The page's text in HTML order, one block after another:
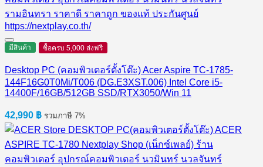
มีสินค้า ซื้อครบ 5,000 ส่งฟรี
Desktop PC (คอมพิวเตอร์ตั้งโต๊ะ) Acer Aspire TC-1785-
144F16G0T0Mi/T006 (DG.E3XST.006) Intel Core i5-
14400F/16GB/512GB SSD/RTX3050/Win 11
42,990 ฿ รวมภาษี 7%